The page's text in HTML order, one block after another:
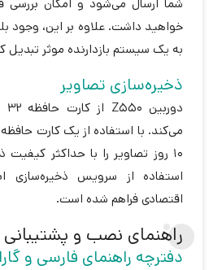
شما ارسال می‌شود و امکان بررسی
خواهید داشت. علاوه بر این، وجود
به یک سیستم بازدارنده موثر تبدیل
ذخیره‌سازی تصاویر
10 روز تصاویر را با حداکثر
استفاده از سرویس ذخیره‌سازی
اقتصادی فراهم شده است.
راهنمای نصب و پشتیبانی
دفترچه راهنمای فارسی و